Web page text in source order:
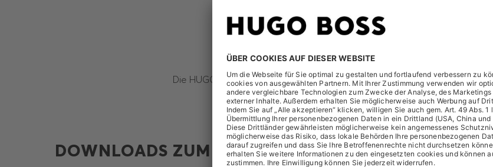
Die HUGO BOSS AG hat folgende Meldung am 07. Oktober 2019 erhalten:
DOWNLOADS ZUM THEMA